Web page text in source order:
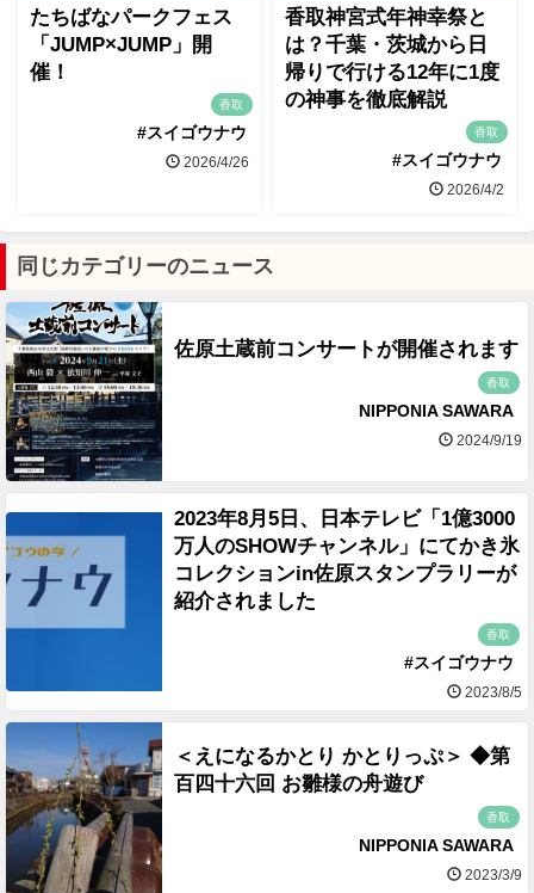
たちばなパークフェス
「JUMP×JUMP」開
催！
香取
#スイゴウナウ
2026/4/26
香取神宮式年神幸祭と
は？千葉・茨城から日
帰りで行ける12年に1度
の神事を徹底解説
香取
#スイゴウナウ
2026/4/2
同じカテゴリーのニュース
佐原土蔵前コンサートが開催されます
香取
NIPPONIA SAWARA
2024/9/19
2023年8月5日、日本テレビ「1億3000
万人のSHOWチャンネル」にてかき氷
コレクションin佐原スタンプラリーが
紹介されました
香取
#スイゴウナウ
2023/8/5
＜えになるかとり かとりっぷ＞ ◆第
百四十六回 お雛様の舟遊び
香取
NIPPONIA SAWARA
2023/3/9